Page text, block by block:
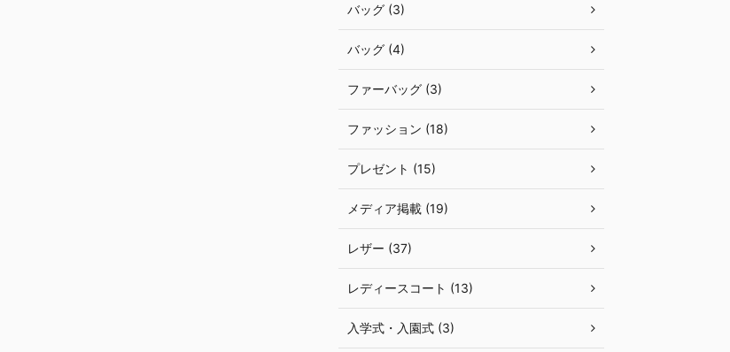
バッグ (3)
バッグ (4)
ファーバッグ (3)
ファッション (18)
プレゼント (15)
メディア掲載 (19)
レザー (37)
レディースコート (13)
入学式・入園式 (3)